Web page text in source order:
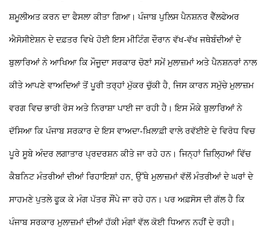
ਸ਼ਮੂਲੀਅਤ ਕਰਨ ਦਾ ਫੈਸਲਾ ਕੀਤਾ ਗਿਆ। ਪੰਜਾਬ ਪੁਲਿਸ ਪੈਨਸ਼ਨਰ ਵੈੱਲਫੇਅਰ
ਐਸੋਸੀਏਸ਼ਨ ਦੇ ਦਫ਼ਤਰ ਵਿਖੇ ਹੋਈ ਇਸ ਮੀਟਿੰਗ ਦੌਰਾਨ ਵੱਖ-ਵੱਖ ਜਥੇਬੰਦੀਆਂ ਦੇ
ਬੁਲਾਰਿਆਂ ਨੇ ਆਖਿਆ ਕਿ ਮੌਜੂਦਾ ਸਰਕਾਰ ਚੋਣਾਂ ਸਮੇਂ ਮੁਲਾਜ਼ਮਾਂ ਅਤੇ ਪੈਨਸ਼ਨਰਾਂ ਨਾਲ
ਕੀਤੇ ਆਪਣੇ ਵਾਅਦਿਆਂ ਤੋਂ ਪੂਰੀ ਤਰ੍ਹਾਂ ਮੁੱਕਰ ਚੁੱਕੀ ਹੈ, ਜਿਸ ਕਾਰਨ ਸਮੁੱਚੇ ਮੁਲਾਜ਼ਮ
ਵਰਗ ਵਿਚ ਭਾਰੀ ਰੋਸ ਅਤੇ ਨਿਰਾਸ਼ਾ ਪਾਈ ਜਾ ਰਹੀ ਹੈ।ਇਸ ਮੌਕੇ ਬੁਲਾਰਿਆਂ ਨੇ
ਦੱਸਿਆ ਕਿ ਪੰਜਾਬ ਸਰਕਾਰ ਦੇ ਇਸ ਵਾਅਦਾ-ਖ਼ਿਲਾਫ਼ੀ ਵਾਲੇ ਰਵੱਈਏ ਦੇ ਵਿਰੋਧ ਵਿਚ
ਪੂਰੇ ਸੂਬੇ ਅੰਦਰ ਲਗਾਤਾਰ ਪ੍ਰਦਰਸ਼ਨ ਕੀਤੇ ਜਾ ਰਹੇ ਹਨ। ਜਿਨ੍ਹਾਂ ਜ਼ਿਲ੍ਹਿਆਂ ਵਿੱਚ
ਕੈਬਨਿਟ ਮੰਤਰੀਆਂ ਦੀਆਂ ਰਿਹਾਇਸ਼ਾਂ ਹਨ, ਉੱਥੇ ਮੁਲਾਜ਼ਮਾਂ ਵੱਲੋਂ ਮੰਤਰੀਆਂ ਦੇ ਘਰਾਂ ਦੇ
ਸਾਹਮਣੇ ਪੁਤਲੇ ਫੂਕ ਕੇ ਮੰਗ ਪੱਤਰ ਸੌਂਪੇ ਜਾ ਰਹੇ ਹਨ। ਪਰ ਅਫ਼ਸੋਸ ਦੀ ਗੱਲ ਹੈ ਕਿ
ਪੰਜਾਬ ਸਰਕਾਰ ਮੁਲਾਜ਼ਮਾਂ ਦੀਆਂ ਹੱਕੀ ਮੰਗਾਂ ਵੱਲ ਕੋਈ ਧਿਆਨ ਨਹੀਂ ਦੇ ਰਹੀ।